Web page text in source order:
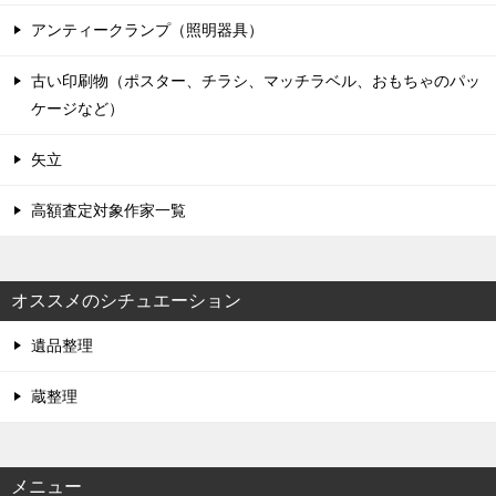
アンティークランプ（照明器具）
古い印刷物（ポスター、チラシ、マッチラベル、おもちゃのパッ
ケージなど）
矢立
高額査定対象作家一覧
オススメのシチュエーション
遺品整理
蔵整理
メニュー